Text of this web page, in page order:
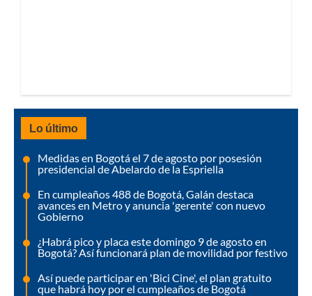
Lo último
Medidas en Bogotá el 7 de agosto por posesión
presidencial de Abelardo de la Espriella
En cumpleaños 488 de Bogotá, Galán destaca
avances en Metro y anuncia 'gerente' con nuevo
Gobierno
¿Habrá pico y placa este domingo 9 de agosto en
Bogotá? Así funcionará plan de movilidad por festivo
Así puede participar en 'Bici Cine', el plan gratuito
que habrá hoy por el cumpleaños de Bogotá